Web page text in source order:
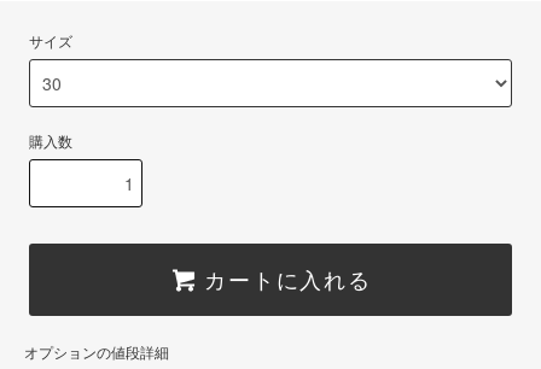
サイズ
購入数
カートに入れる
オプションの値段詳細